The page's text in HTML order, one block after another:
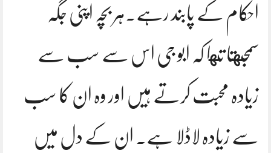
احکام کے پابند رہے.ہر بچہ اپنی جگہ
سمجهتا تها کہ ابو جی اس سے سب سے
زیادہ محبت کرتے ہیں اور وہ ان کا سب
سے زیادہ لاڈلا ہے. ان کے دل میں